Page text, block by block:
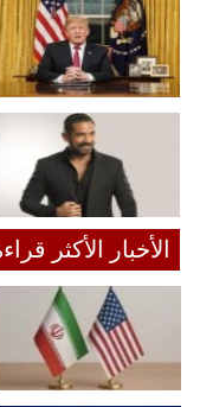
الأخبار الأكثر